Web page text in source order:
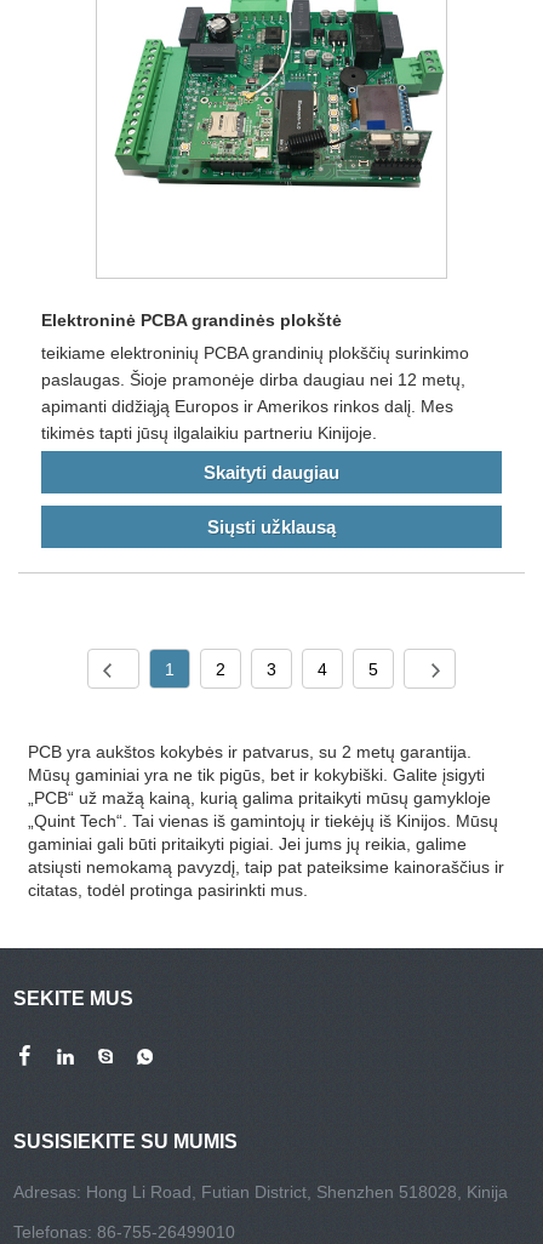
Elektroninė PCBA grandinės plokštė
teikiame elektroninių PCBA grandinių plokščių surinkimo
paslaugas. Šioje pramonėje dirba daugiau nei 12 metų,
apimanti didžiąją Europos ir Amerikos rinkos dalį. Mes
tikimės tapti jūsų ilgalaikiu partneriu Kinijoje.
Skaityti daugiau
Siųsti užklausą
1 2 3 4 5
PCB yra aukštos kokybės ir patvarus, su 2 metų garantija.
Mūsų gaminiai yra ne tik pigūs, bet ir kokybiški. Galite įsigyti
„PCB“ už mažą kainą, kurią galima pritaikyti mūsų gamykloje
„Quint Tech“. Tai vienas iš gamintojų ir tiekėjų iš Kinijos. Mūsų
gaminiai gali būti pritaikyti pigiai. Jei jums jų reikia, galime
atsiųsti nemokamą pavyzdį, taip pat pateiksime kainoraščius ir
citatas, todėl protinga pasirinkti mus.
SEKITE MUS
SUSISIEKITE SU MUMIS
Adresas: Hong Li Road, Futian District, Shenzhen 518028, Kinija
Telefonas: 86-755-26499010